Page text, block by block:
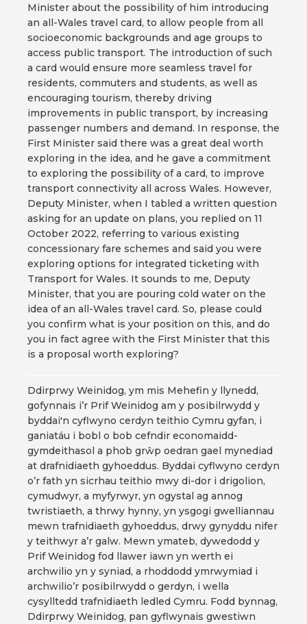
Minister about the possibility of him introducing
an all-Wales travel card, to allow people from all
socioeconomic backgrounds and age groups to
access public transport. The introduction of such
a card would ensure more seamless travel for
residents, commuters and students, as well as
encouraging tourism, thereby driving
improvements in public transport, by increasing
passenger numbers and demand. In response, the
First Minister said there was a great deal worth
exploring in the idea, and he gave a commitment
to exploring the possibility of a card, to improve
transport connectivity all across Wales. However,
Deputy Minister, when I tabled a written question
asking for an update on plans, you replied on 11
October 2022, referring to various existing
concessionary fare schemes and said you were
exploring options for integrated ticketing with
Transport for Wales. It sounds to me, Deputy
Minister, that you are pouring cold water on the
idea of an all-Wales travel card. So, please could
you confirm what is your position on this, and do
you in fact agree with the First Minister that this
is a proposal worth exploring?
Ddirprwy Weinidog, ym mis Mehefin y llynedd,
gofynnais i’r Prif Weinidog am y posibilrwydd y
byddai'n cyflwyno cerdyn teithio Cymru gyfan, i
ganiatáu i bobl o bob cefndir economaidd-
gymdeithasol a phob grŵp oedran gael mynediad
at drafnidiaeth gyhoeddus. Byddai cyflwyno cerdyn
o’r fath yn sicrhau teithio mwy di-dor i drigolion,
cymudwyr, a myfyrwyr, yn ogystal ag annog
twristiaeth, a thrwy hynny, yn ysgogi gwelliannau
mewn trafnidiaeth gyhoeddus, drwy gynyddu nifer
y teithwyr a’r galw. Mewn ymateb, dywedodd y
Prif Weinidog fod llawer iawn yn werth ei
archwilio yn y syniad, a rhoddodd ymrwymiad i
archwilio’r posibilrwydd o gerdyn, i wella
cysylltedd trafnidiaeth ledled Cymru. Fodd bynnag,
Ddirprwy Weinidog, pan gyflwynais gwestiwn